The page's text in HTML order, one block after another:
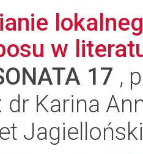
w
17 ,
dr Karina